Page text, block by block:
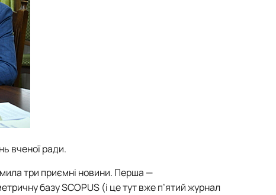
вченої ради.
три приємні новини. Перша —
базу SCOPUS (і це тут вже п’ятий журнал